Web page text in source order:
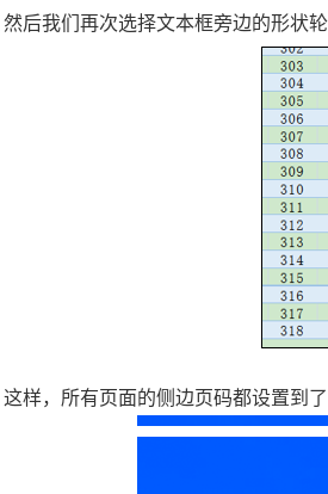
然后我们再次选择文本框旁边的形
这样，所有页面的侧边页码都设置到